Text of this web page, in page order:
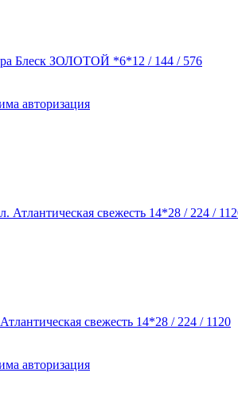
Блеск ЗОЛОТОЙ *6*12 / 144 / 576
авторизация
свежесть 14*28 / 224 / 1120
авторизация